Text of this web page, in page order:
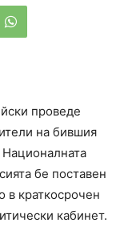
проведе
на бившия
бе поставен
в краткосрочен
кабинет.